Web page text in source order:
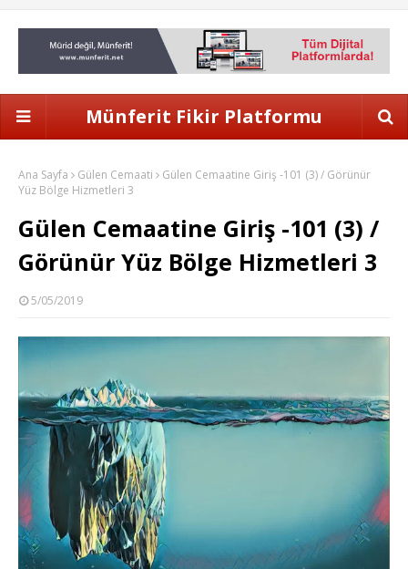
Münferit Fikir Platformu
Ana Sayfa Gülen Cemaati
Gülen Cemaatine Giriş -101 (3) / Görünür
Yüz Bölge Hizmetleri 3
Gülen Cemaatine Giriş -101 (3) /
Görünür Yüz Bölge Hizmetleri 3
5/05/2019